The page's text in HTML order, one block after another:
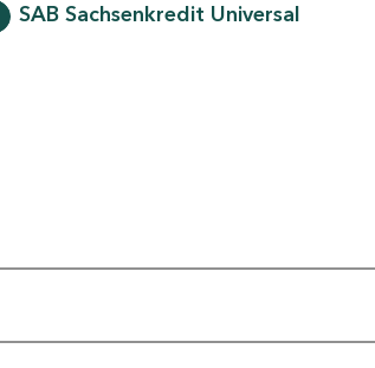
SAB Sachsenkredit Universal